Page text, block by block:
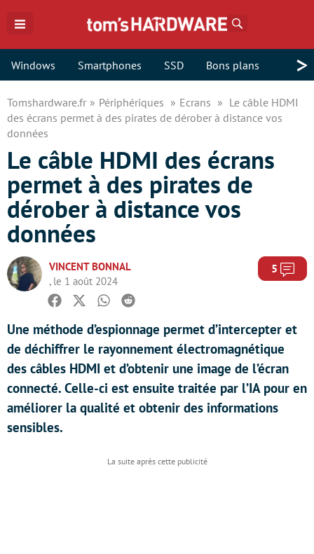
Windows Smartphones SSD Bons plans >
Tomshardware.fr Périphériques Ecrans
Le câble HDMI
des écrans permet à des pirates de dérober à distance vos
données
Le câble HDMI des écrans
permet à des pirates de
dérober à distance vos
données
VINCENT BONNAL
, le 1 août 2024
5
Facebook
TwitterWhatsapp
Reddit
Une méthode d’espionnage permet d’intercepter et
de déchiffrer le rayonnement électromagnétique
des câbles HDMI et d’obtenir une image de l’écran
connecté. Celle-ci est ensuite traitée par l’IA pour en
améliorer la qualité et obtenir des informations
sensibles.